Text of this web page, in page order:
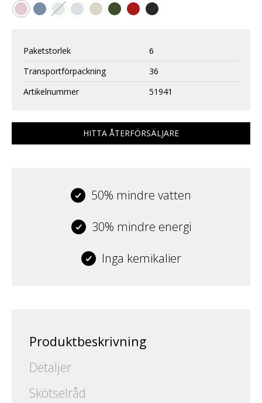
Paketstorlek
6
Transportförpackning
36
Artikelnummer
51941
HITTA ÅTERFÖRSÄLJARE
50% mindre vatten
30% mindre energi
Inga kemikalier
Produktbeskrivning
Detaljer
Skötselråd